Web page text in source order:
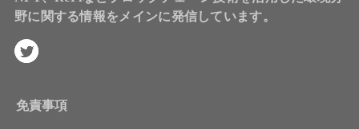
野に関する情報をメインに発信しています。
免責事項